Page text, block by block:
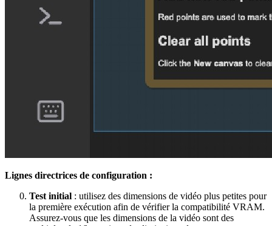
Lignes directrices de configuration :
Test initial : utilisez des dimensions de vidéo plus petites pour
la première exécution afin de vérifier la compatibilité VRAM.
Assurez-vous que les dimensions de la vidéo sont des